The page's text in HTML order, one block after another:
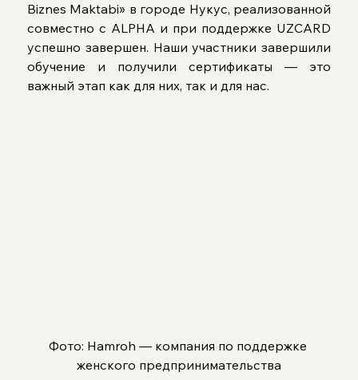
Biznes Maktabi» в городе Нукус, реализованной
совместно с ALPHA и при поддержке UZCARD
успешно завершен. Наши участники завершили
обучение и получили сертификаты — это
важный этап как для них, так и для нас.
Фото: Hamroh — компания по поддержке
женского предпринимательства